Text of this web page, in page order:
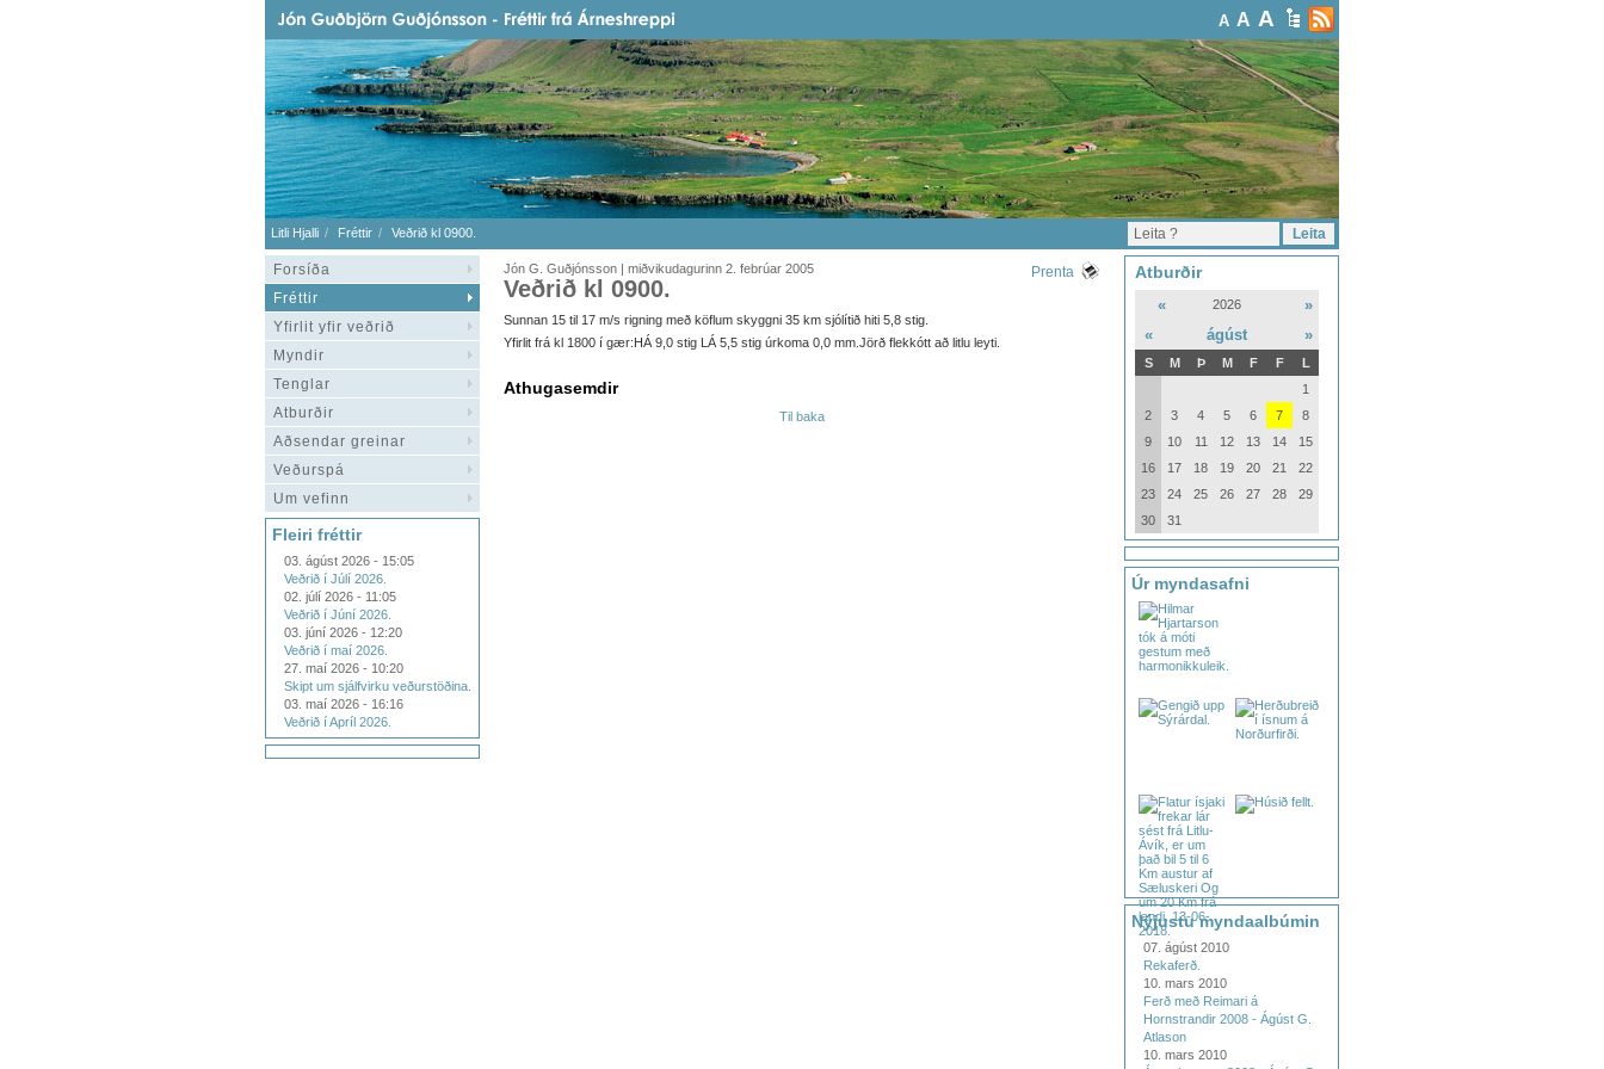
A A A
Litli Hjalli Fréttir Veðrið kl 0900.
Forsíða
Fréttir
Yfirlit yfir veðrið
Myndir
Tenglar
Atburðir
Aðsendar greinar
Veðurspá
Um vefinn
Fleiri fréttir
03. ágúst 2026 - 15:05
Veðrið í Júlí 2026.
02. júlí 2026 - 11:05
Veðrið í Júní 2026.
03. júní 2026 - 12:20
Veðrið í maí 2026.
27. maí 2026 - 10:20
Skipt um sjálfvirku veðurstöðina.
03. maí 2026 - 16:16
Veðrið í Apríl 2026.
Jón G. Guðjónsson | miðvikudagurinn 2. febrúar 2005 Prenta
Veðrið kl 0900.
Sunnan 15 til 17 m/s rigning með köflum skyggni 35 km sjólítið hiti 5,8 stig.
Yfirlit frá kl 1800 í gær:HÁ 9,0 stig LÁ 5,5 stig úrkoma 0,0 mm.Jörð flekkótt að litlu leyti.
Athugasemdir
Til baka
Atburðir
« 2026
»
«
ágúst »
S M Þ M F F
L
1
2
3 4 5 6 7
8
9
10 11 12 13 14
15
16
17 18 19 20 21
22
23
24 25 26 27 28
29
30
31
Úr myndasafni
Nýjustu myndaalbúmin
07. ágúst 2010
Rekaferð.
10. mars 2010
Ferð með Reimari á
Hornstrandir 2008 - Ágúst G.
Atlason
10. mars 2010